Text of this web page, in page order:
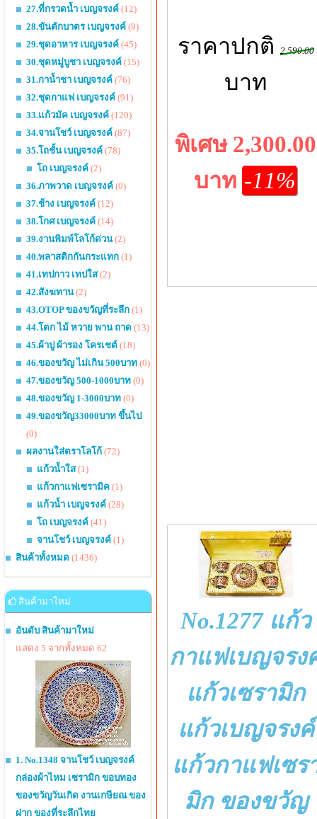
27.ที่กรวดน้ำ เบญจรงค์ (12)
28.ขันตักบาตร เบญจรงค์ (9)
29.ชุดอาหาร เบญจรงค์ (45)
30.ชุดหมู่บูชา เบญจรงค์ (15)
31.กาน้ำชา เบญจรงค์ (76)
32.ชุดกาแฟ เบญจรงค์ (91)
33.แก้วมัค เบญจรงค์ (120)
34.จานโชว์ เบญจรงค์ (87)
35.โถชั้น เบญจรงค์ (78)
โถ เบญจรงค์ (2)
36.ภาพวาด เบญจรงค์ (0)
37.ช้าง เบญจรงค์ (12)
38.โกศ เบญจรงค์ (14)
39.งานพิมพ์โลโก้ด่วน(2)
40.พลาสติกกันกระแทก (1)
41.เทปกาว เทปใส(2)
42.สังฆทาน(2)
43.OTOP ของขวัญที่ระลึก (1)
44.โตก ไม้ หวาย พาน ถาด (13)
45.ผ้าปู ผ้ารอง โครเชต์ (18)
46.ของขวัญ ไม่เกิน 500บาท (0)
47.ของขวัญ 500-1000บาท (0)
48.ของขวัญ 1-3000บาท (0)
49.ของขวัญ33000บาท ขึ้นไป
(0)
ผลงานใส่ตราโลโก้ (72)
แก้วน้ำใส(1)
แก้วกาแฟเซรามิค (1)
แก้วน้ำ เบญจรงค์ (28)
โถ เบญจรงค์ (41)
จานโชว์ เบญจรงค์ (1)
สินค้าทั้งหมด (1436)
สินค้ามาใหม่
อันดับ สินค้ามาใหม่
แสดง 5 จากทั้งหมด 62
1. No.1348 จานโชว์ เบญจรงค์
กล่องผ้าไหม เซรามิก ขอบทอง
ของขวัญวันเกิด งานเกษียณ ของ
ฝาก ของที่ระลึกไทย
ราคาปกติ 2,590.00
บาท
พิเศษ 2,300.00
บาท -11%
No.1277 แก้ว
กาแฟเบญจรง
แก้วเซรามิก
แก้วเบญจรงค์
แก้วกาแฟเซร
มิก ของขวัญ